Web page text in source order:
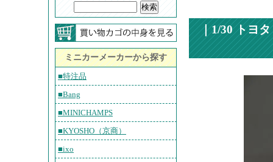
ミニカーメーカーから探す
■特注品
■Bang
■MINICHAMPS
■KYOSHO（京商）
■ixo
｜1/30 トヨ